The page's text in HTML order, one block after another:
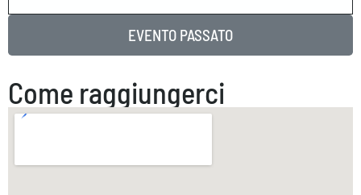
EVENTO PASSATO
Come raggiungerci